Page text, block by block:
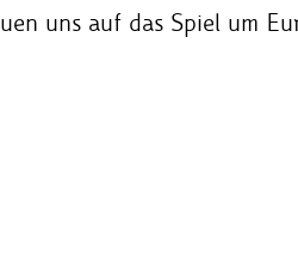
uns auf das Spiel um